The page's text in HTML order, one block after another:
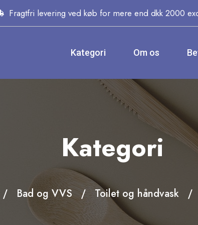
Fragtfri levering ved køb for mere end dkk 2000
Kategori Om os
Kategori
Bad og VVS Toilet og håndvask